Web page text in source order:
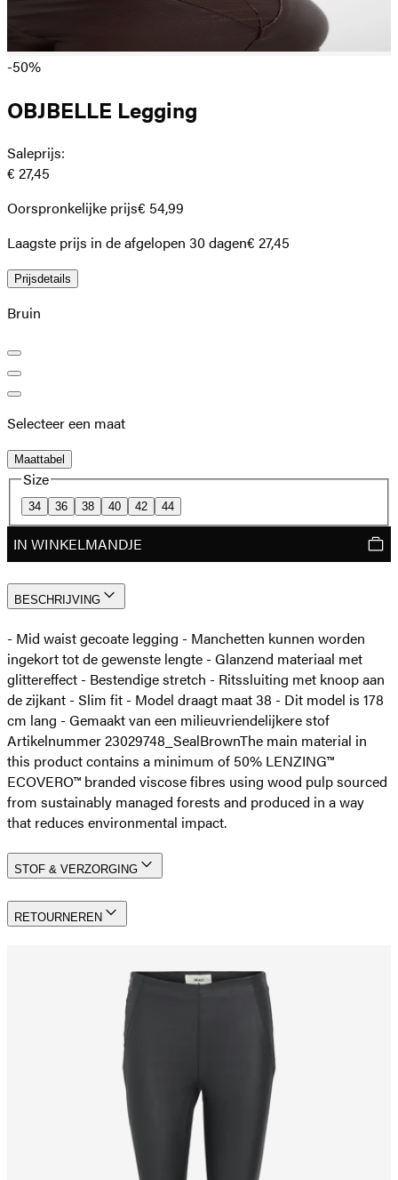
-50%
OBJBELLE Legging
Saleprijs:
€ 27,45
Oorspronkelijke prijs€ 54,99
Laagste prijs in de afgelopen 30 dagen€ 27,45
Prijsdetails
Bruin
Selecteer een maat
Maattabel
Size
34 36 38 40 42 44
IN WINKELMANDJE
BESCHRIJVING
- Mid waist gecoate legging - Manchetten kunnen worden
ingekort tot de gewenste lengte - Glanzend materiaal met
glittereffect - Bestendige stretch - Ritssluiting met knoop aan
de zijkant - Slim fit - Model draagt maat 38 - Dit model is 178
cm lang - Gemaakt van een milieuvriendelijkere stof
Artikelnummer 23029748_SealBrownThe main material in
this product contains a minimum of 50% LENZING™
ECOVERO™ branded viscose fibres using wood pulp sourced
from sustainably managed forests and produced in a way
that reduces environmental impact.
STOF & VERZORGING
RETOURNEREN